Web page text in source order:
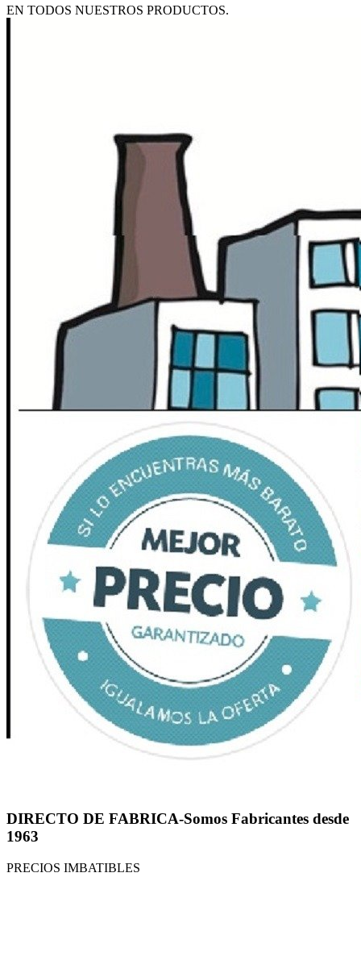
EN TODOS NUESTROS PRODUCTOS.
DIRECTO DE FABRICA-Somos Fabricantes desde
1963
PRECIOS IMBATIBLES